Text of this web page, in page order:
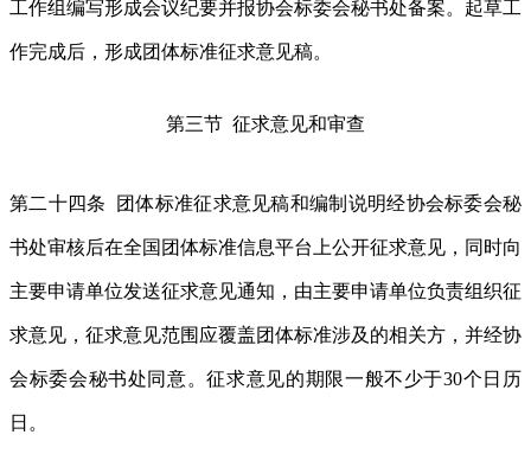
工作组编写形成会议纪要并报协会标委会秘书处备案。起草工
作完成后，形成团体标准征求意见稿。
第三节 征求意见和审查
第二十四条 团体标准征求意见稿和编制说明经协会标委会秘
书处审核后在全国团体标准信息平台上公开征求意见，同时向
主要申请单位发送征求意见通知，由主要申请单位负责组织征
求意见，征求意见范围应覆盖团体标准涉及的相关方，并经协
会标委会秘书处同意。征求意见的期限一般不少于30个日历
日。